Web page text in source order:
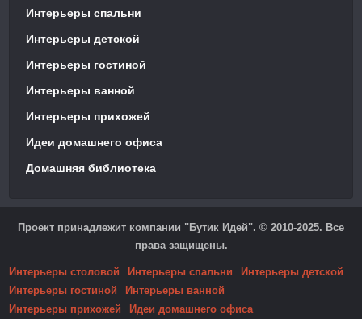
Интерьеры спальни
Интерьеры детской
Интерьеры гостиной
Интерьеры ванной
Интерьеры прихожей
Идеи домашнего офиса
Домашняя библиотека
Проект принадлежит компании "Бутик Идей". © 2010-2025. Все
права защищены.
Интерьеры столовой Интерьеры спальни
Интерьеры детской
Интерьеры гостиной
Интерьеры ванной
Интерьеры прихожей
Идеи домашнего офиса